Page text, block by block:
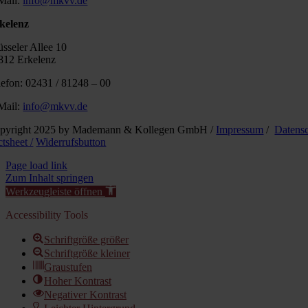
Allee 10
Erkelenz
02431 / 81248 – 00
info@mkvv.de
2025 by Mademann & Kollegen GmbH / Impressum /
/ Widerrufsbutton
Page load link
Zum Inhalt springen
Werkzeugleiste öffnen
Accessibility Tools
Schriftgröße größer
Schriftgröße kleiner
Graustufen
Hoher Kontrast
Negativer Kontrast